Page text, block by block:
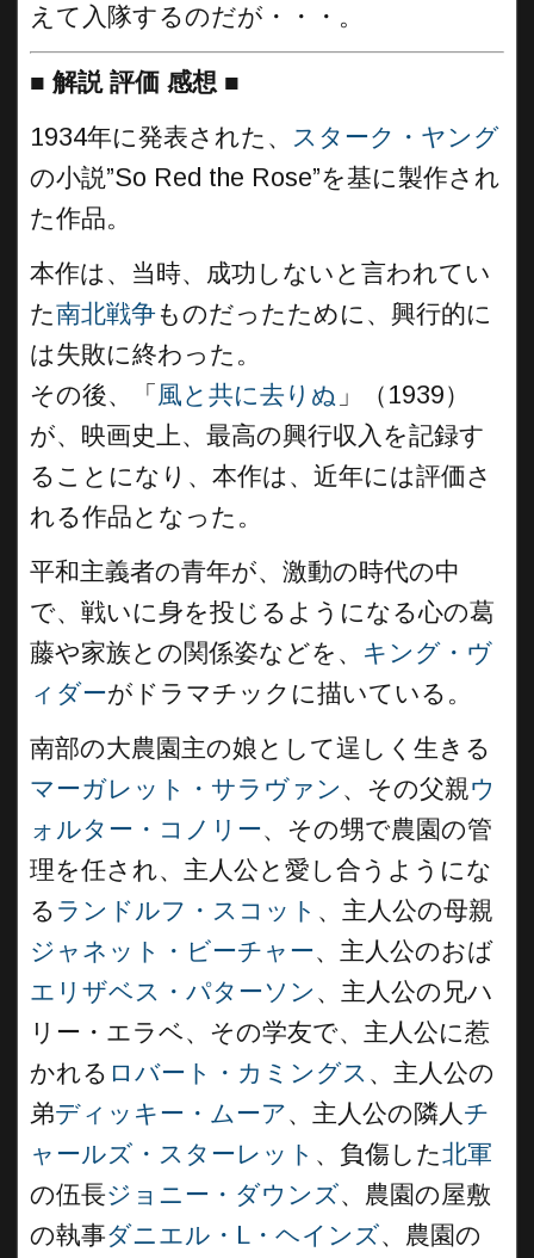
えて入隊するのだが・・・。
■ 解説 評価 感想 ■
1934年に発表された、 スターク・ヤング
の小説”So Red the Rose”を基に製作され
た作品。
本作は、当時、成功しないと言われてい
た南北戦争ものだったために、興行的に
は失敗に終わった。
その後、「 風と共に去りぬ 」（1939）
が、映画史上、最高の興行収入を記録す
ることになり、本作は、近年には評価さ
れる作品となった。
平和主義者の青年が、激動の時代の中
で、戦いに身を投じるようになる心の葛
藤や家族との関係姿などを、 キング・ヴ
ィダーがドラマチックに描いている。
南部の大農園主の娘として逞しく生きる
マーガレット・サラヴァン 、その父親ウ
ォルター・コノリー、その甥で農園の管
理を任され、主人公と愛し合うようにな
る ランドルフ・スコット 、主人公の母親
ジャネット・ビーチャー、主人公のおば
エリザベス・パターソン 、主人公の兄ハ
リー・エラベ、その学友で、主人公に惹
かれる ロバート・カミングス 、主人公の
弟ディッキー・ムーア、主人公の隣人チ
ャールズ・スターレット 、負傷した北軍
の伍長ジョニー・ダウンズ、農園の屋敷
の執事ダニエル・L・ヘインズ、農園の